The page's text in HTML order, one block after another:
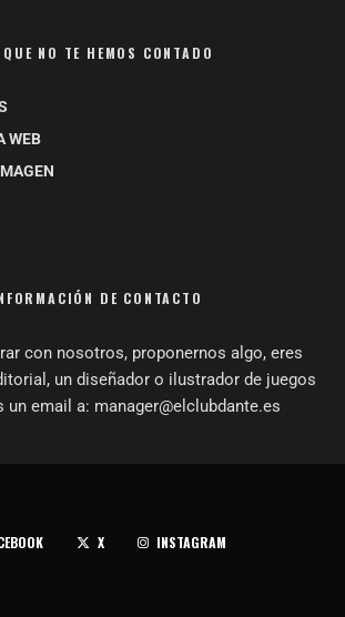
QUE NO TE HEMOS CONTADO
WEB
DE CONTACTO
con nosotros, proponernos algo, eres
un diseñador o ilustrador de juegos
un email a: manager@elclubdante.es
X INSTAGRAM